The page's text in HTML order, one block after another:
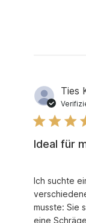
Ties
Ideal für
Ich suchte
musste: Sie
eine
read more